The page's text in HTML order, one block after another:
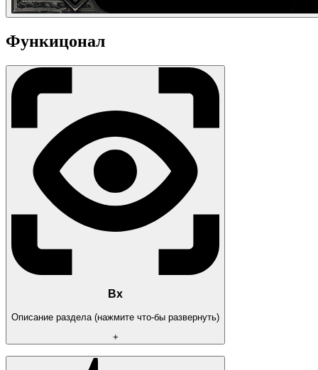
Функицонал
Вх
Описание раздела (нажмите что-бы развернуть)
+
[ ESP Players ]